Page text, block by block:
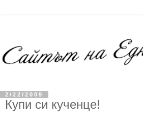
2/22/2009
Купи си кученце!